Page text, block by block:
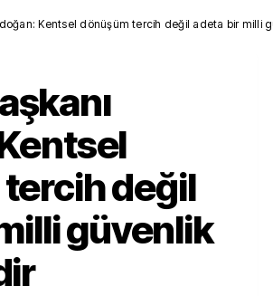
Kentsel dönüşüm tercih değil adeta bir milli
değil
güvenlik